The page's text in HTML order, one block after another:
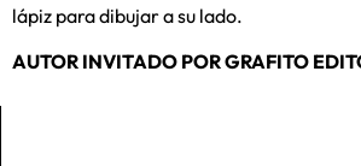
lápiz para dibujar a su lado.
AUTOR INVITADO POR GRAFITO